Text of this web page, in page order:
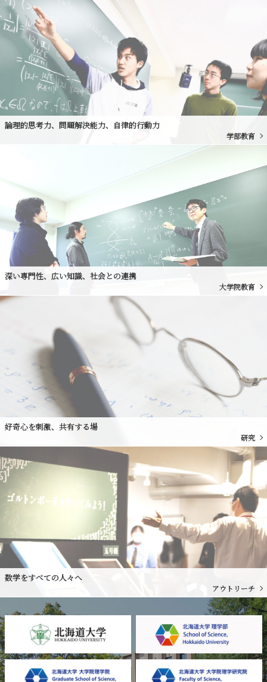
論理的思考力、問題解決能力、自律的行動力
学部教育
深い専門性、広い知識、社会との連携
大学院教育
好奇心を刺激、共有する場
研究
数学をすべての人々へ
アウトリーチ